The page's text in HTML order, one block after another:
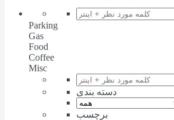
Parking
Gas
Food
Coffee
Misc
دسته بندی
برچسب